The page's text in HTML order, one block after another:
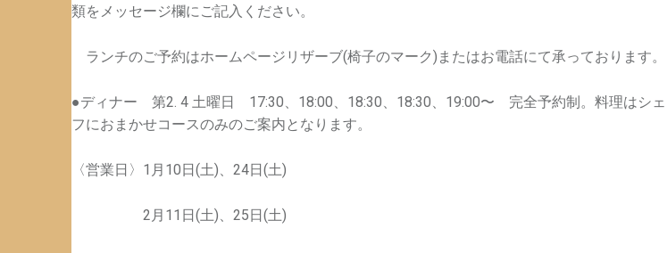
類をメッセージ欄にご記入ください。
ランチのご予約はホームページリザーブ(椅子のマーク)またはお電話にて承っております。
●ディナー 第2. 4 土曜日 17:30、18:00、18:30、18:30、19:00〜 完全予約制。料理はシェ
フにおまかせコースのみのご案内となります。
〈営業日〉1月10日(土)、24日(土)
2月11日(土)、25日(土)